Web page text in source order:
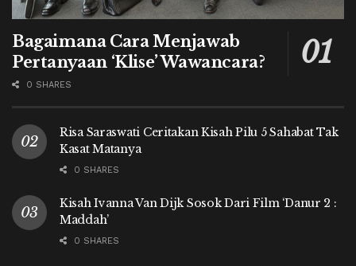
Bagaimana Cara Menjawab
Pertanyaan ‘Klise’ Wawancara?
0 SHARES
Risa Saraswati Ceritakan Kisah Pilu 5 Sahabat Tak
Kasat Matanya
0 SHARES
Kisah Ivanna Van Dijk Sosok Dari Film ‘Danur 2 :
Maddah’
0 SHARES